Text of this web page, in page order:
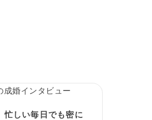
忙しい毎日でも密に